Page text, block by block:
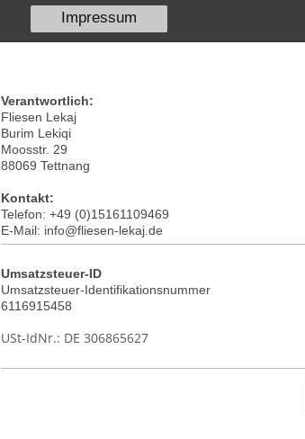
Impressum
Verantwortlich:
Fliesen Lekaj
Burim Lekiqi
Moosstr. 29
88069 Tettnang
Kontakt:
Telefon: +49 (0)15161109469
E-Mail: info@fliesen-lekaj.de
Umsatzsteuer-ID
Umsatzsteuer-Identifikationsnummer
6116915458
USt-IdNr.: DE 306865627